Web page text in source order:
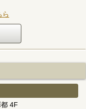
ら
4F